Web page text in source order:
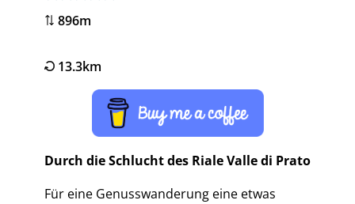
896m
13.3km
Durch die Schlucht des Riale Valle di Prato
Für eine Genusswanderung eine etwas